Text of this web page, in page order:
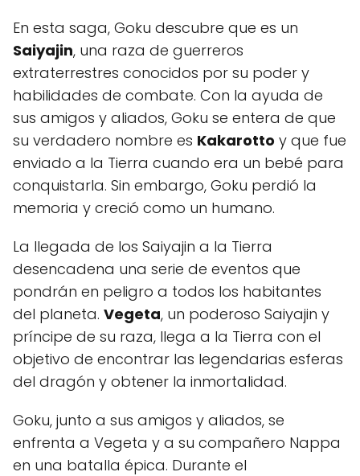
En esta saga, Goku descubre que es un
Saiyajin, una raza de guerreros
extraterrestres conocidos por su poder y
habilidades de combate. Con la ayuda de
sus amigos y aliados, Goku se entera de que
su verdadero nombre es Kakarotto y que fue
enviado a la Tierra cuando era un bebé para
conquistarla. Sin embargo, Goku perdió la
memoria y creció como un humano.
La llegada de los Saiyajin a la Tierra
desencadena una serie de eventos que
pondrán en peligro a todos los habitantes
del planeta. Vegeta, un poderoso Saiyajin y
príncipe de su raza, llega a la Tierra con el
objetivo de encontrar las legendarias esferas
del dragón y obtener la inmortalidad.
Goku, junto a sus amigos y aliados, se
enfrenta a Vegeta y a su compañero Nappa
en una batalla épica. Durante el